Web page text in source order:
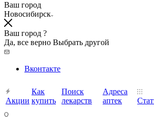
Ваш город
Новосибирск
Ваш город ?
Да, все верно Выбрать другой
Вконтакте
Акции
Как
купить
Поиск
лекарств
Адреса
аптек